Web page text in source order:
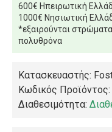
600€ Ηπειρωτική
1000€ Νησιωτική
*εξαιρούνται
πολυθρόνα
Κατασκευαστής:
Κωδικός Προϊόντος:
Διαθεσιμότητα: